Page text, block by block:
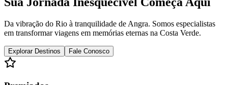
Da vibração do Rio à tranquilidade de Angra. Somos especialistas
em transformar viagens em memórias eternas na Costa Verde.
Explorar Destinos Fale Conosco